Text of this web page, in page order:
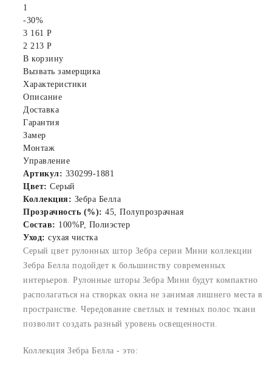
1
-30%
3 161 Р
2 213 Р
В корзину
Вызвать замерщика
Характеристики
Описание
Доставка
Гарантия
Замер
Монтаж
Управление
Артикул: 330299-1881
Цвет: Серый
Коллекция: Зебра Белла
Прозрачность (%): 45, Полупрозрачная
Состав: 100%P, Полиэстер
Уход: сухая чистка
Серый цвет рулонных штор Зебра серии Мини коллекции
Зебра Белла подойдет к большинству современных
интерьеров. Рулонные шторы Зебра Мини будут компактно
располагаться на створках окна не занимая лишнего места в
пространстве. Чередование светлых и темных полос ткани
позволит создать разный уровень освещенности.
Коллекция Зебра Белла - это: